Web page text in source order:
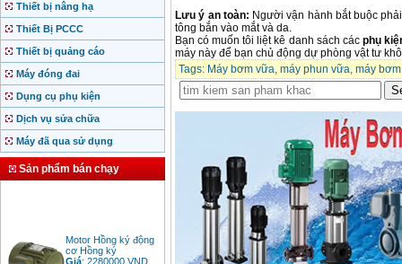
Thiết bị nâng hạ
Thiết Bị PCCC
Thiết bị quảng cáo
Máy đóng đai
Dụng cụ phụ kiện
Dịch vụ sửa chữa
Máy đã qua sử dụng
Sản phẩm bán chạy
Motor Hồng ký động
cơ Hồng ký
Giá :2280000 VND
Lưu ý an toàn: Người vận hành bắt buộc
tông bắn vào mắt và da.
Bạn có muốn tôi liệt kê danh sách các phụ
máy này để bạn chủ động dự phòng vật tư
Tags: Máy bơm vữa, máy phun vữa, máy